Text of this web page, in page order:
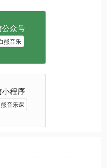
熊音乐
熊音乐课